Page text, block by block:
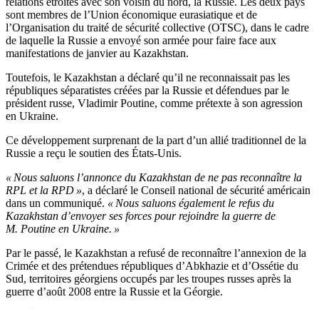
sont membres de l’Union économique eurasiatique et de
l’Organisation du traité de sécurité collective (OTSC), dans le cadre
de laquelle la Russie a envoyé son armée pour faire face aux
manifestations de janvier au Kazakhstan.
Toutefois, le Kazakhstan a déclaré qu’il ne reconnaissait pas les
républiques séparatistes créées par la Russie et défendues par le
président russe, Vladimir Poutine, comme prétexte à son agression
en Ukraine.
Ce développement surprenant de la part d’un allié traditionnel de la
Russie a reçu le soutien des États-Unis.
« Nous saluons l’annonce du Kazakhstan de ne pas reconnaître la
RPL et la RPD », a déclaré le Conseil national de sécurité américain
dans un communiqué. « Nous saluons également le refus du
Kazakhstan d’envoyer ses forces pour rejoindre la guerre de
M. Poutine en Ukraine. »
Par le passé, le Kazakhstan a refusé de reconnaître l’annexion de la
Crimée et des prétendues républiques d’Abkhazie et d’Ossétie du
Sud, territoires géorgiens occupés par les troupes russes après la
guerre d’août 2008 entre la Russie et la Géorgie.